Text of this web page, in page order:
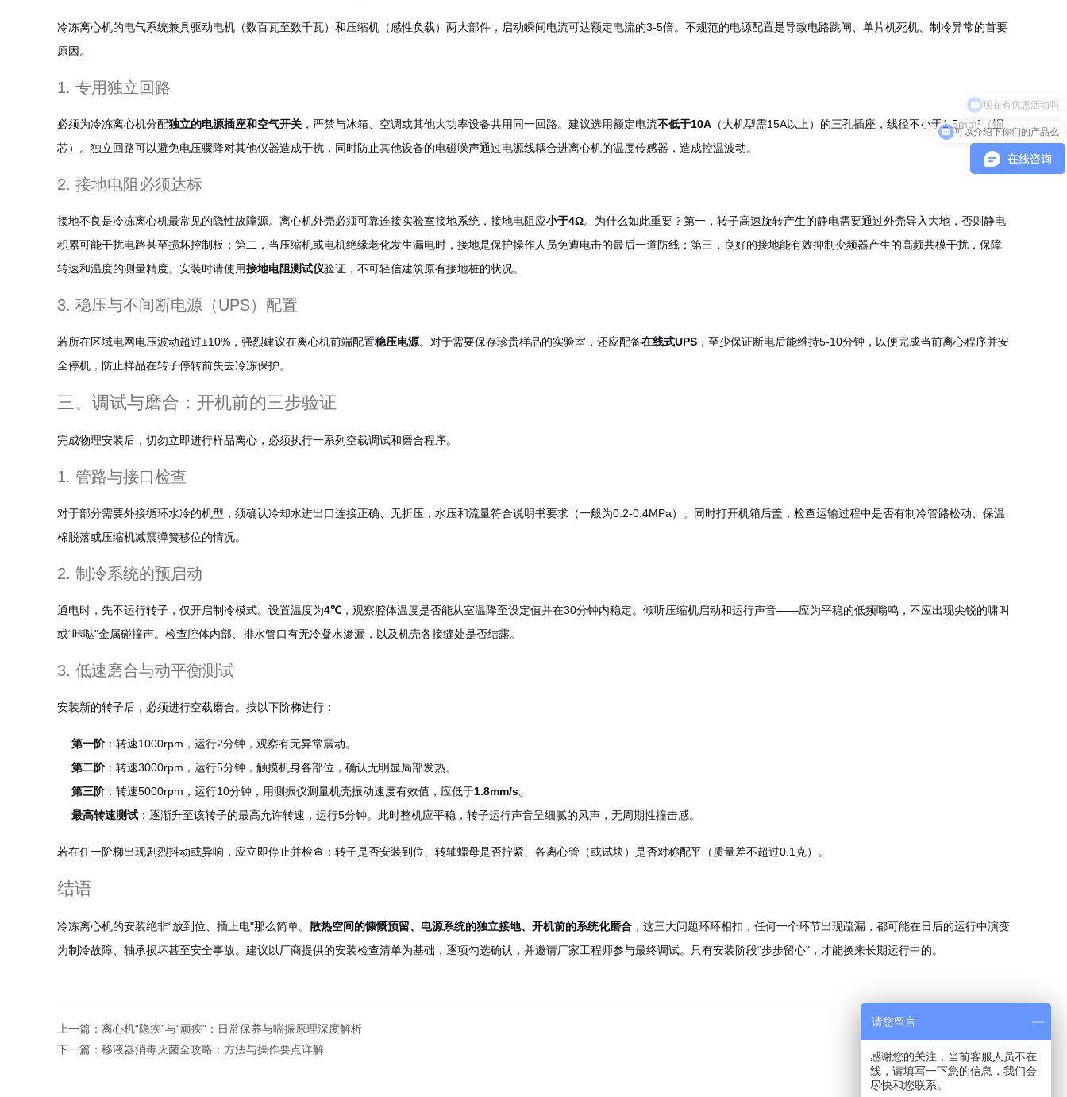
冷冻离心机的电气系统兼具驱动电机（数百瓦至数千瓦）和压缩机（感性负载）两大部件，启动瞬间电流可达额定电流的3-5倍。不规范的电源配置是导致电路跳闸、单片机死机、制冷异常的首要
原因。
1. 专用独立回路
必须为冷冻离心机分配独立的电源插座和空气开关 ，严禁与冰箱、空调或其他大功率设备共用同一回路。建议选用额定电流不低于10A （大机型需15A以上）的三孔插座，线径不小于1.5mm²（铜
芯）。独立回路可以避免电压骤降对其他仪器造成干扰，同时防止其他设备的电磁噪声通过电源线耦合进离心机的温度传感器，造成控温波动。
2. 接地电阻必须达标
接地不良是冷冻离心机最常见的隐性故障源。离心机外壳必须可靠连接实验室接地系统，接地电阻应小于4Ω。为什么如此重要？第一，转子高速旋转产生的静电需要通过外壳导入大地，否则静电
积累可能干扰电路甚至损坏控制板；第二，当压缩机或电机绝缘老化发生漏电时，接地是保护操作人员免遭电击的最后一道防线；第三，良好的接地能有效抑制变频器产生的高频共模干扰，保障
转速和温度的测量精度。安装时请使用接地电阻测试仪验证，不可轻信建筑原有接地桩的状况。
3. 稳压与不间断电源（UPS）配置
若所在区域电网电压波动超过±10%，强烈建议在离心机前端配置稳压电源。对于需要保存珍贵样品的实验室，还应配备在线式UPS ，至少保证断电后能维持5-10分钟，以便完成当前离心程序并安
全停机，防止样品在转子停转前失去冷冻保护。
三、调试与磨合：开机前的三步验证
完成物理安装后，切勿立即进行样品离心，必须执行一系列空载调试和磨合程序。
1. 管路与接口检查
对于部分需要外接循环水冷的机型，须确认冷却水进出口连接正确、无折压，水压和流量符合说明书要求（一般为0.2-0.4MPa）。同时打开机箱后盖，检查运输过程中是否有制冷管路松动、保温
棉脱落或压缩机减震弹簧移位的情况。
2. 制冷系统的预启动
通电时，先不运行转子，仅开启制冷模式。设置温度为4℃ ，观察腔体温度是否能从室温降至设定值并在30分钟内稳定。倾听压缩机启动和运行声音——应为平稳的低频嗡鸣，不应出现尖锐的啸叫
或“咔哒"金属碰撞声。检查腔体内部、排水管口有无冷凝水渗漏，以及机壳各接缝处是否结露。
3. 低速磨合与动平衡测试
安装新的转子后，必须进行空载磨合。按以下阶梯进行：
第一阶 ：转速1000rpm，运行2分钟，观察有无异常震动。
第二阶 ：转速3000rpm，运行5分钟，触摸机身各部位，确认无明显局部发热。
第三阶 ：转速5000rpm，运行10分钟，用测振仪测量机壳振动速度有效值，应低于1.8mm/s。
最高转速测试 ：逐渐升至该转子的最高允许转速，运行5分钟。此时整机应平稳，转子运行声音呈细腻的风声，无周期性撞击感。
若在任一阶梯出现剧烈抖动或异响，应立即停止并检查：转子是否安装到位、转轴螺母是否拧紧、各离心管（或试块）是否对称配平（质量差不超过0.1克）。
结语
冷冻离心机的安装绝非“放到位、插上电"那么简单。 散热空间的慷慨预留、电源系统的独立接地、开机前的系统化磨合 ，这三大问题环环相扣，任何一个环节出现疏漏，都可能在日后的运行中演变
为制冷故障、轴承损坏甚至安全事故。建议以厂商提供的安装检查清单为基础，逐项勾选确认，并邀请厂家工程师参与最终调试。只有安装阶段“步步留心"，才能换来长期运行中的。
上一篇： 离心机“隐疾”与“顽疾”：日常保养与喘振原理深度解析
下一篇： 移液器消毒灭菌全攻略：方法与操作要点详解
可以介绍下你们的产品么
请您留言
感谢您的关注，当前客服人员不在
线，请填写一下您的信息，我们会
尽快和您联系。